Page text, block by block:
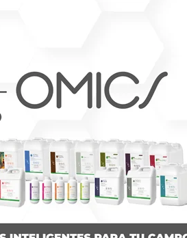
para que el Congreso
anunció que luego de
y seguridad necesarias"
contactos con
Boca Juniors y
el Gobierno Nacional
comunicarnos con el
reunieron en las
ídolo.